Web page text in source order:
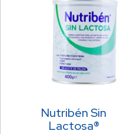
Nutribén Sin
Lactosa®